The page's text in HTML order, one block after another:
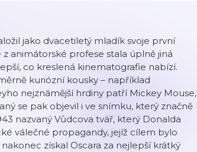
jako dvacetiletý mladík svoje první
animátorské profese stala úplně jiná
co kreslená kinematografie nabízí.
kuriózní kousky – například
nejznámější hrdiny patří Mickey Mouse,
se pak objevil i ve snímku, který značně
nazvaný Vůdcova tvář, který Donalda
válečné propagandy, jejíž cílem bylo
získal Oscara za nejlepší krátký